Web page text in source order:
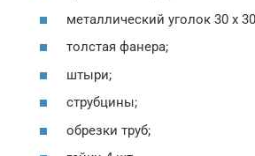
металлический уголок 30 х
толстая фанера;
штыри;
струбцины;
обрезки труб;